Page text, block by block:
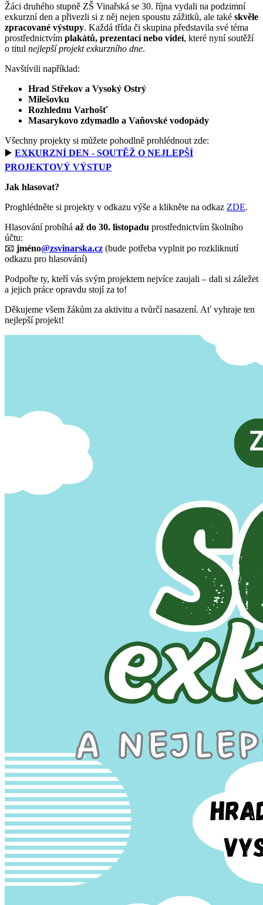
Žáci druhého stupně ZŠ Vinařská se 30. října vydali na podzimní
exkurzní den a přivezli si z něj nejen spoustu zážitků, ale také skvěle
zpracované výstupy. Každá třída či skupina představila své téma
prostřednictvím plakátů, prezentací nebo videí, které nyní soutěží
o titul nejlepší projekt exkurzního dne.
Navštívili například:
Hrad Střekov a Vysoký Ostrý
Milešovku
Rozhlednu Varhošť
Masarykovo zdymadlo a Vaňovské vodopády
Všechny projekty si můžete pohodlně prohlédnout zde:
▶️ EXKURZNÍ DEN - SOUTĚŽ O NEJLEPŠÍ
PROJEKTOVÝ VÝSTUP
Jak hlasovat?
Proghlédněte si projekty v odkazu výše a klikněte na odkaz ZDE.
Hlasování probíhá až do 30. listopadu prostřednictvím školního
účtu:
📧 jméno@zsvinarska.cz (bude potřeba vyplnit po rozkliknutí
odkazu pro hlasování)
Podpořte ty, kteří vás svým projektem nejvíce zaujali – dali si záležet
a jejich práce opravdu stojí za to!
Děkujeme všem žákům za aktivitu a tvůrčí nasazení. Ať vyhraje ten
nejlepší projekt!